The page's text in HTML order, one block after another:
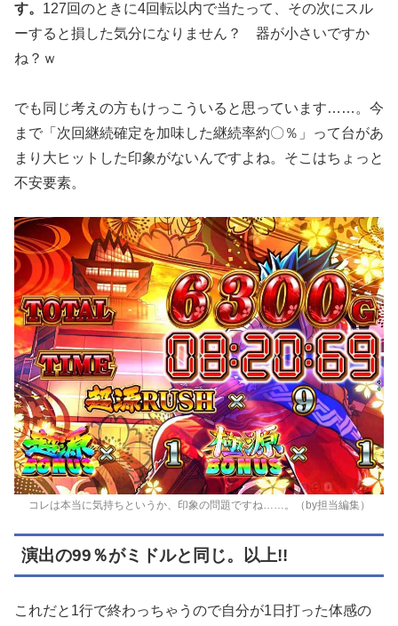
す。 127回のときに4回転以内で当たって、その次にスル
ーすると損した気分になりません？ 器が小さいですか
ね？ｗ
でも同じ考えの方もけっこういると思っています……。今
まで「次回継続確定を加味した継続率約〇％」って台があ
まり大ヒットした印象がないんですよね。そこはちょっと
不安要素。
コレは本当に気持ちというか、印象の問題ですね……。（by担当編集）
演出の99％がミドルと同じ。以上!!
これだと1行で終わっちゃうので自分が1日打った体感の